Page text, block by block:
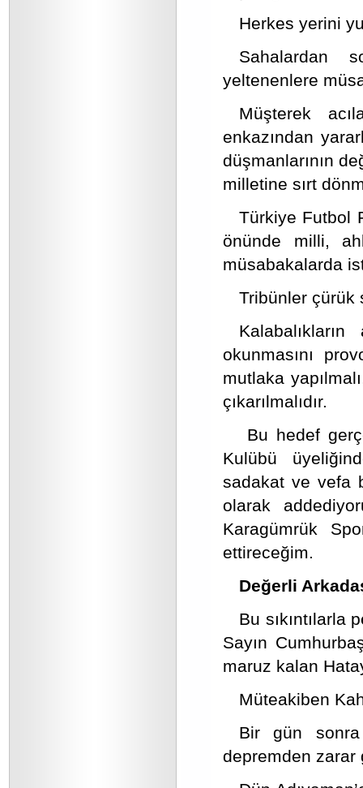
Herkes yerini
Sahalardan
yeltenenlere
Müşterek
enkazından
düşmanlarının
milletine sırt
Türkiye Futbol
önünde milli,
müsabakalarda
Tribünler çürük
okunmasını
mutlaka
çıkarılmalıdır.
Bu hedef
Kulübü
sadakat ve vefa
olarak
Karagümrük
ettireceğim.
Değerli
Bu
Sayın
maruz kalan
Müteakiben
Bir gün
depremden zarar